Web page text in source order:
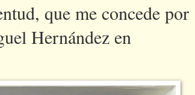
que me concede por
Hernández en